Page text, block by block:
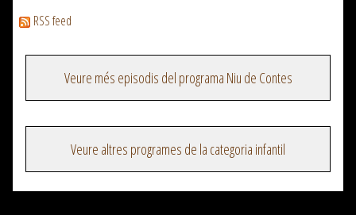
RSS feed
Veure més episodis del programa Niu de Contes
Veure altres programes de la categoria infantil